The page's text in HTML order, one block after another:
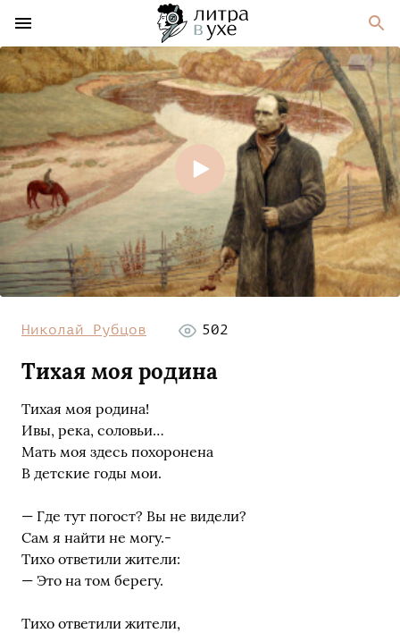
Николай Рубцов 502
Тихая моя родина
Тихая моя родина!
Ивы, река, соловьи…
Мать моя здесь похоронена
В детские годы мои.
— Где тут погост? Вы не видели?
Сам я найти не могу.-
Тихо ответили жители:
— Это на том берегу.
Тихо ответили жители,